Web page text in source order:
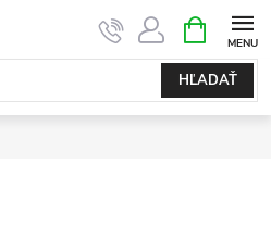
HĽADAŤ
KOŠÍK